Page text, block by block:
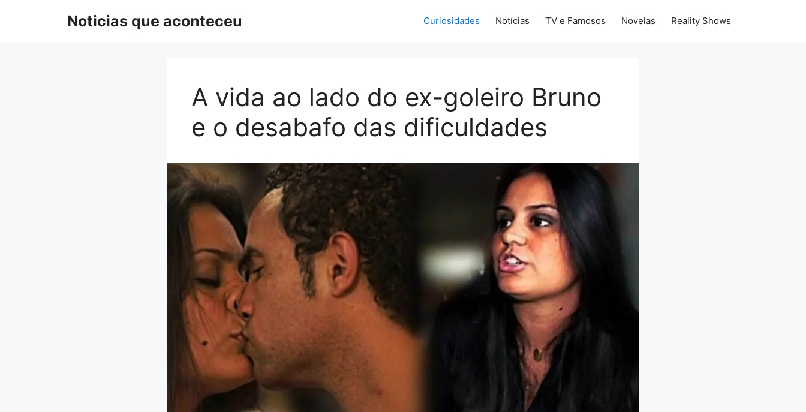
Noticias que aconteceu Curiosidades Notícias TV e Famosos Novelas Reality Shows
A vida ao lado do ex-goleiro Bruno
e o desabafo das dificuldades